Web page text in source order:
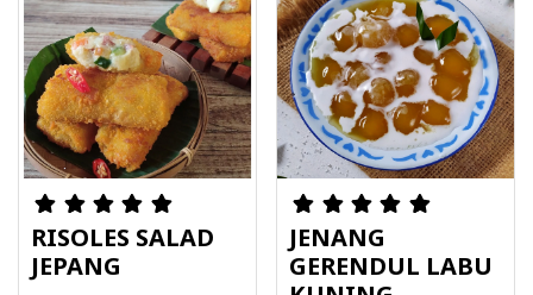
RISOLES SALAD
JEPANG
JENANG
GERENDUL LABU